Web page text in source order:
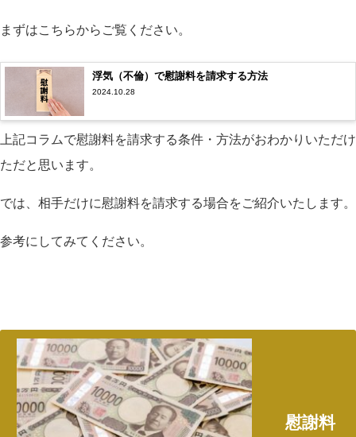
まずはこちらからご覧ください。
浮気（不倫）で慰謝料を請求する方法
2024.10.28
上記コラムで慰謝料を請求する条件・方法がおわかりいただけ
ただと思います。
では、相手だけに慰謝料を請求する場合をご紹介いたします。
参考にしてみてください。
慰謝料